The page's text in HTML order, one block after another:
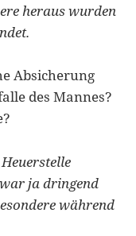
heraus wurden
Absicherung
des Mannes?
ja dringend
während